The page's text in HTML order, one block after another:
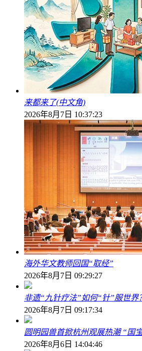
来都来了(中文角)
2026年8月7日 10:37:23
海外华文教师回国“取经”
2026年8月7日 09:29:27
非遗“九针疗法”如何“针”服世界
2026年8月7日 09:17:34
圆明园兽首掀杭州观展热潮 “国
2026年8月6日 14:04:46